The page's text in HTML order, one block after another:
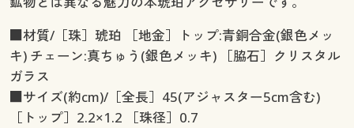
■材質/［珠］琥珀 ［地金］トップ:青銅合金(銀色メッ
キ) チェーン:真ちゅう(銀色メッキ) ［脇石］クリスタル
ガラス
■サイズ(約cm)/［全長］45(アジャスター5cm含む)
［トップ］2.2×1.2 ［珠径］0.7